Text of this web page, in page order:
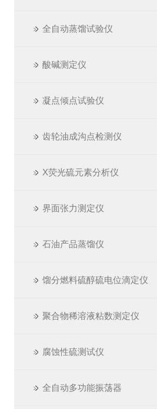
全自动蒸馏试验仪
酸碱测定仪
凝点倾点试验仪
齿轮油成沟点检测仪
X荧光硫元素分析仪
界面张力测定仪
石油产品蒸馏仪
馏分燃料硫醇硫电位滴定仪
聚合物稀溶液粘数测定仪
腐蚀性硫测试仪
全自动多功能振荡器